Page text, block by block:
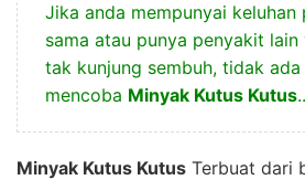
Jika anda mempunyai keluhan
sama atau punya penyakit lain
tak kunjung sembuh, tidak ada
mencoba Minyak Kutus Kutus..
Minyak Kutus Kutus Terbuat dari